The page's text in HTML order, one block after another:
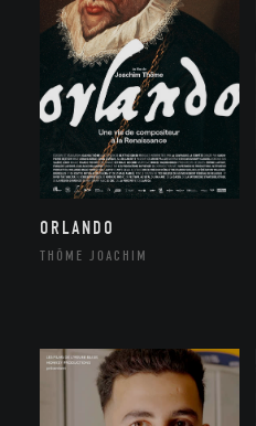
ORLANDO
THÔME JOACHIM